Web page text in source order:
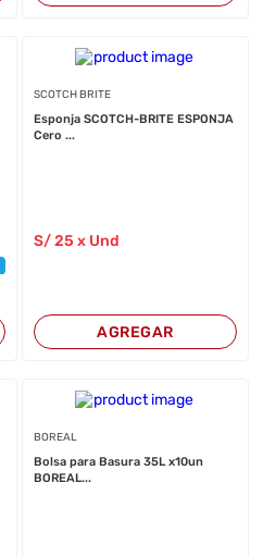
SCOTCH BRITE
Esponja SCOTCH-BRITE ESPONJA
Cero ...
S/25 x Und
AGREGAR
BOREAL
Bolsa para Basura 35L x10un
BOREAL...